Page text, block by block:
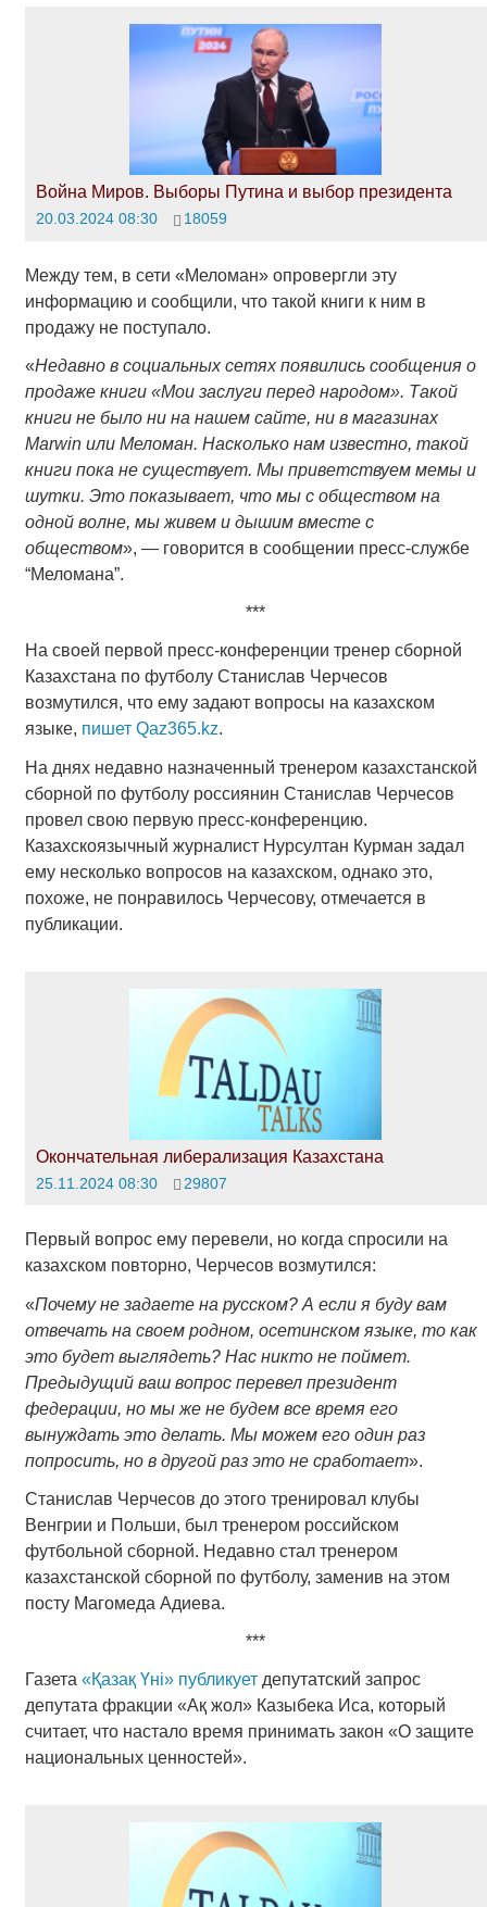
Война Миров. Выборы Путина и выбор президента
20.03.2024 08:30 18059
Между тем, в сети «Меломан» опровергли эту
информацию и сообщили, что такой книги к ним в
продажу не поступало.
«Недавно в социальных сетях появились сообщения о
продаже книги «Мои заслуги перед народом». Такой
книги не было ни на нашем сайте, ни в магазинах
Marwin или Меломан. Насколько нам известно, такой
книги пока не существует. Мы приветствуем мемы и
шутки. Это показывает, что мы с обществом на
одной волне, мы живем и дышим вместе с
обществом», — говорится в сообщении пресс-службе
“Меломана”.
***
На своей первой пресс-конференции тренер сборной
Казахстана по футболу Станислав Черчесов
возмутился, что ему задают вопросы на казахском
языке, пишет Qaz365.kz.
На днях недавно назначенный тренером казахстанской
сборной по футболу россиянин Станислав Черчесов
провел свою первую пресс-конференцию.
Казахскоязычный журналист Нурсултан Курман задал
ему несколько вопросов на казахском, однако это,
похоже, не понравилось Черчесову, отмечается в
публикации.
Окончательная либерализация Казахстана
25.11.2024 08:30 29807
Первый вопрос ему перевели, но когда спросили на
казахском повторно, Черчесов возмутился:
«Почему не задаете на русском? А если я буду вам
отвечать на своем родном, осетинском языке, то как
это будет выглядеть? Нас никто не поймет.
Предыдущий ваш вопрос перевел президент
федерации, но мы же не будем все время его
вынуждать это делать. Мы можем его один раз
попросить, но в другой раз это не сработает».
Станислав Черчесов до этого тренировал клубы
Венгрии и Польши, был тренером российском
футбольной сборной. Недавно стал тренером
казахстанской сборной по футболу, заменив на этом
посту Магомеда Адиева.
***
Газета «Қазақ Үні» публикуетдепутатский запрос
депутата фракции «Ақ жол» Казыбека Иса, который
считает, что настало время принимать закон «О защите
национальных ценностей».